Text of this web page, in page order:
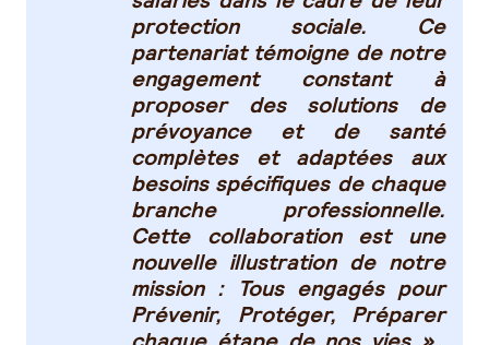
protection sociale. Ce
partenariat témoigne de notre
engagement constant à
proposer des solutions de
prévoyance et de santé
complètes et adaptées aux
besoins spécifiques de chaque
branche professionnelle.
Cette collaboration est une
nouvelle illustration de notre
mission : Tous engagés pour
Prévenir, Protéger, Préparer